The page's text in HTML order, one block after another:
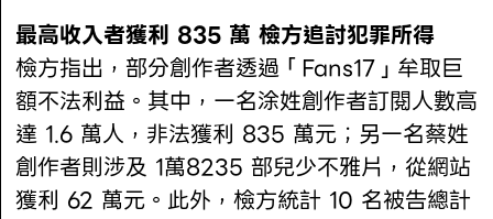
最高收入者獲利 835 萬 檢方追討犯罪所得
檢方指出，部分創作者透過「Fans17」牟取巨
額不法利益。其中，一名涂姓創作者訂閱人數高
達 1.6 萬人，非法獲利 835 萬元；另一名蔡姓
創作者則涉及 1萬8235 部兒少不雅片，從網站
獲利 62 萬元。此外，檢方統計 10 名被告總計